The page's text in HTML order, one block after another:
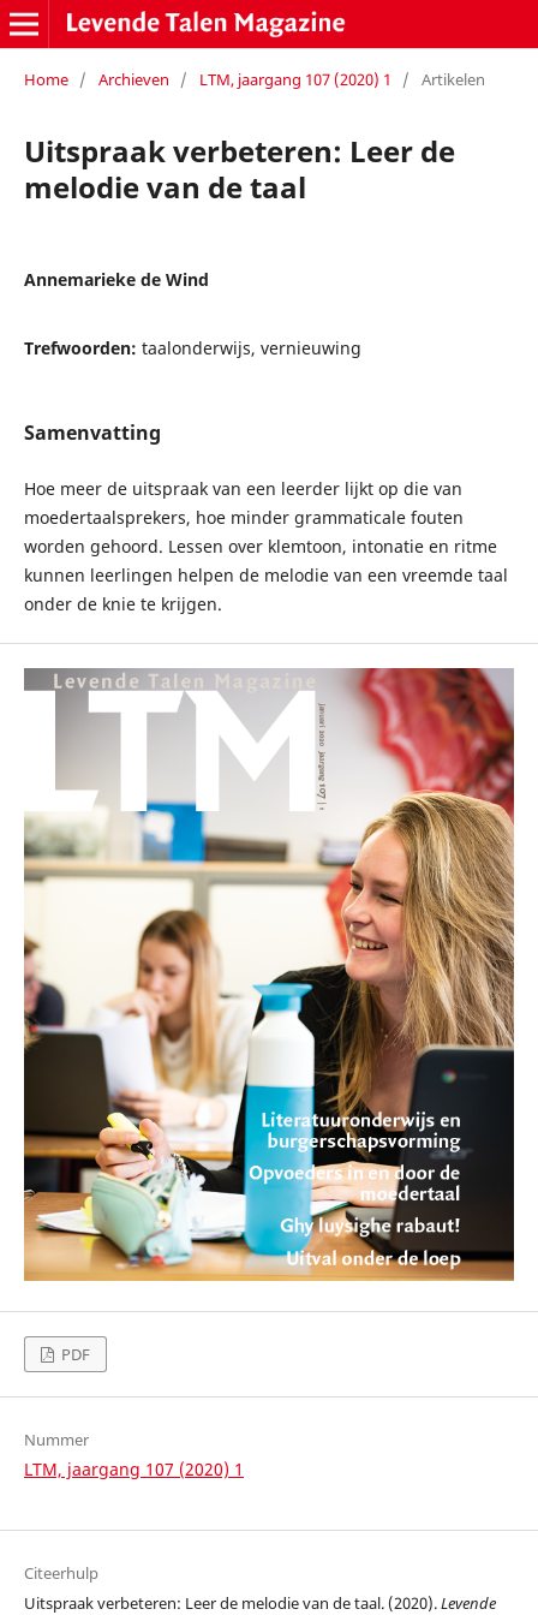
Home / Archieven / LTM, jaargang 107 (2020) 1 / Artikelen
Uitspraak verbeteren: Leer de
melodie van de taal
Annemarieke de Wind
Trefwoorden: taalonderwijs, vernieuwing
Samenvatting
Hoe meer de uitspraak van een leerder lijkt op die van
moedertaalsprekers, hoe minder grammaticale fouten
worden gehoord. Lessen over klemtoon, intonatie en ritme
kunnen leerlingen helpen de melodie van een vreemde taal
onder de knie te krijgen.
PDF
Nummer
LTM, jaargang 107 (2020) 1
Citeerhulp
Uitspraak verbeteren: Leer de melodie van de taal. (2020).Levende